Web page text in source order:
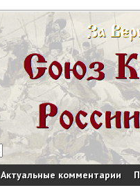
Актуальные комментарии